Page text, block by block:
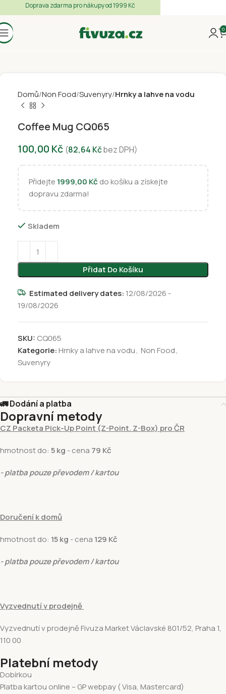
0
Domů Non Food Suvenyry Hrnky a lahve na vodu
Coffee Mug CQ065
100,00 Kč (82,64 Kčbez DPH)
Přidejte 1999,00 Kč do košíku a získejte
dopravu zdarma!
Skladem
Přidat Do Košíku
Estimated delivery dates: 12/08/2026 -
19/08/2026
SKU: CQ065
Kategorie:Hrnky a lahve na vodu, Non Food,
Suvenyry
🚛 Dodání a platba
Dopravní metody
CZ Packeta Pick-Up Point (Z-Point. Z-Box) pro ČR
hmotnost do: 5 kg - cena 79 Kč
- platba pouze převodem / kartou
Doručení k domů
hmotnost do: 15 kg - cena 129 Kč
- platba pouze převodem / kartou
Vyzvednutí v prodejně
Vyzvednutí v prodejně Fivuza Market Václavské 801/52, Praha 1,
110 00
Platební metody
Dobírkou
Platba kartou online – GP webpay ( Visa, Mastercard)
Doprava zdarma pro nákupy od 1999 Kč